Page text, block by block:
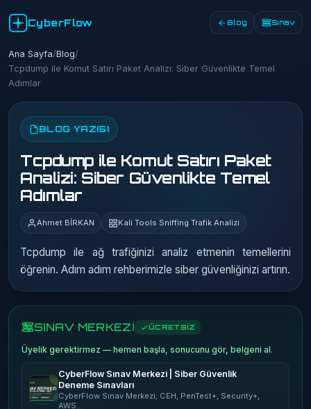
CyberFlow Blog Sınav
Ana Sayfa/Blog/
Tcpdump ile Komut Satırı Paket Analizi: Siber Güvenlikte Temel
Adımlar
BLOG YAZISI
Tcpdump ile Komut Satırı Paket
Analizi: Siber Güvenlikte Temel
Adımlar
Ahmet BİRKAN Kali Tools Sniffing Trafik Analizi
Tcpdump ile ağ trafiğinizi analiz etmenin temellerini
öğrenin. Adım adım rehberimizle siber güvenliğinizi artırın.
SINAV MERKEZİ ÜCRETSİZ
Üyelik gerektirmez — hemen başla, sonucunu gör, belgeni al.
CyberFlow Sınav Merkezi | Siber Güvenlik
Deneme Sınavları
CyberFlow Sınav Merkezi; CEH, PenTest+, Security+,
AWS…